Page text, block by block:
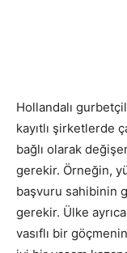
Hollandalı
kayıtlı şirketlerde
bağlı olarak
gerekir. Örneğin,
başvuru sahibinin
gerekir. Ülke
vasıflı bir